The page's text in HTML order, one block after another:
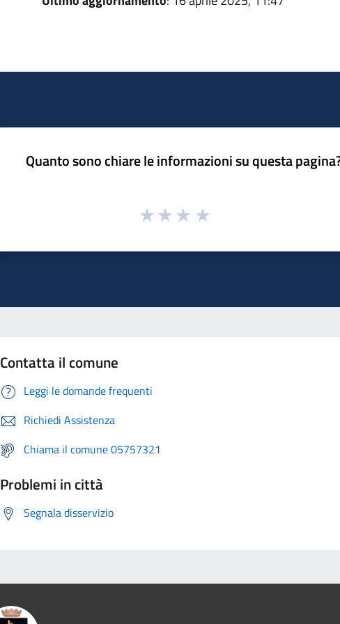
Quanto sono chiare le informazioni su questa
Contatta il comune
Leggi le domande frequenti
Richiedi Assistenza
Chiama il comune 05757321
Problemi in città
Segnala disservizio